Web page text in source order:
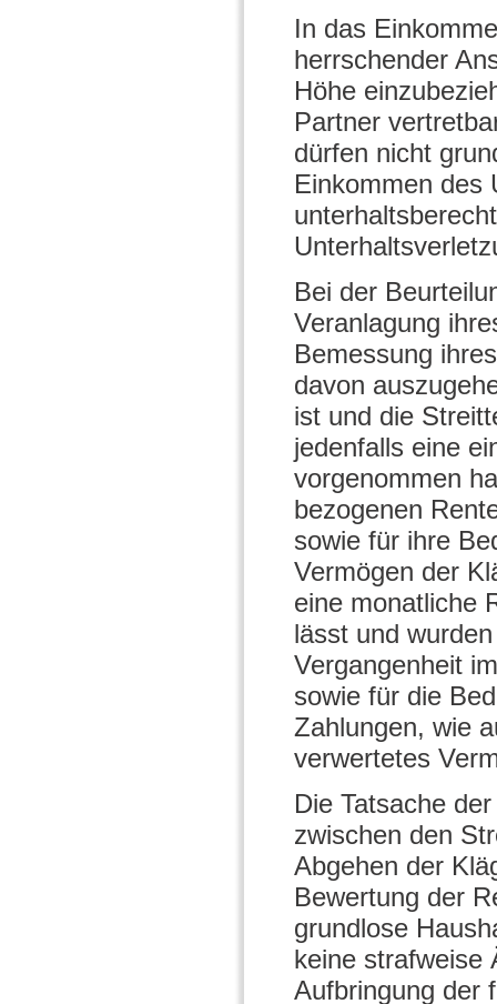
In das
herrschender
Höhe
Partner
dürfen nicht
Einkommen des
Bei der
Veranlagung
Bemessung
davon
ist und die
jedenfalls eine
vorgenommen
bezogenen
sowie für ihre
Vermögen der
eine monatliche
lässt und
Vergangenheit
sowie für die
Zahlungen, wie
verwertetes
Die Tatsache
zwischen den
Abgehen der
Bewertung der
grundlose
keine strafweise
Aufbringung der